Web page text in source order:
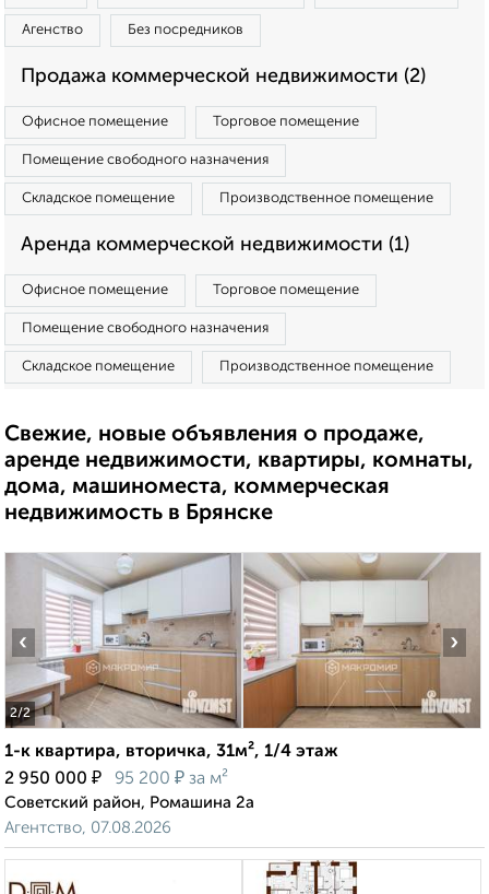
Агенство Без посредников
Продажа коммерческой недвижимости (2)
Офисное помещение Торговое помещение
Помещение свободного назначения
Складское помещение Производственное помещение
Аренда коммерческой недвижимости (1)
Офисное помещение Торговое помещение
Помещение свободного назначения
Складское помещение Производственное помещение
Свежие, новые объявления о продаже,
аренде недвижимости, квартиры, комнаты,
дома, машиноместа, коммерческая
недвижимость в Брянске
2/2
‹ ›
1-к квартира, вторичка, 31м², 1/4 этаж
2 950 000 ₽ 95 200 ₽ за м²
Советский район, Ромашина 2а
Агентство, 07.08.2026